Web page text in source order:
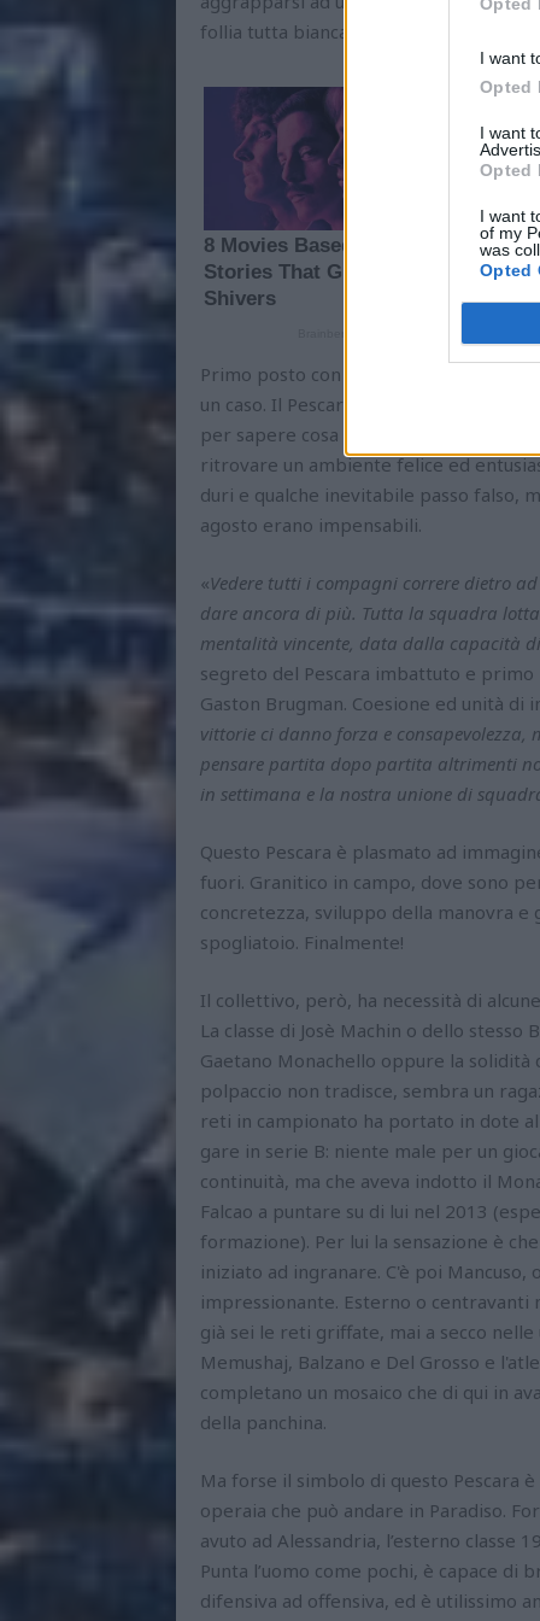
I want
Opted
I want
Opted
I want
of my
was
Opted
follia tutta biancazzurra che può
Primo posto con 18 punti dopo 8
un caso. Il Pescara non è più una
per sapere cosa sarà a maggio, ma
ritrovare un ambiente felice ed
duri e qualche inevitabile passo falso,
agosto erano impensabili.
«Vedere tutti i compagni correre dietro
dare ancora di più. Tutta la squadra
mentalità vincente, data dalla capacità
segreto del Pescara imbattuto e
Gaston Brugman. Coesione ed unità di
vittorie ci danno forza e
pensare partita dopo partita altrimenti
in settimana e la nostra unione di
Questo Pescara è plasmato ad
fuori. Granitico in campo, dove sono
concretezza, sviluppo della manovra
spogliatoio. Finalmente!
Il collettivo, però, ha necessità di
La classe di Josè Machin o dello
Gaetano Monachello oppure la solidità
polpaccio non tradisce, sembra un
reti in campionato ha portato in dote
gare in serie B: niente male per un
continuità, ma che aveva indotto il
Falcao a puntare su di lui nel 2013
formazione). Per lui la sensazione è
iniziato ad ingranare. C'è poi
impressionante. Esterno o centravanti
già sei le reti griffate, mai a secco
Memushaj, Balzano e Del Grosso e
completano un mosaico che di qui in
della panchina.
Ma forse il simbolo di questo Pescara
operaia che può andare in Paradiso.
avuto ad Alessandria, l’esterno classe
Punta l’uomo come pochi, è capace
difensiva ad offensiva, ed è utilissimo